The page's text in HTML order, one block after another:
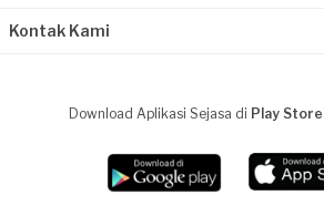
Kontak Kami
Download Aplikasi Sejasa di Play Store